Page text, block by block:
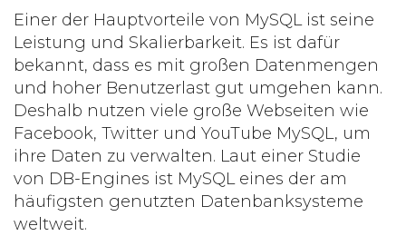
Einer der Hauptvorteile von MySQL ist seine
Leistung und Skalierbarkeit. Es ist dafür
bekannt, dass es mit großen Datenmengen
und hoher Benutzerlast gut umgehen kann.
Deshalb nutzen viele große Webseiten wie
Facebook, Twitter und YouTube MySQL, um
ihre Daten zu verwalten. Laut einer Studie
von DB-Engines ist MySQL eines der am
häufigsten genutzten Datenbanksysteme
weltweit.